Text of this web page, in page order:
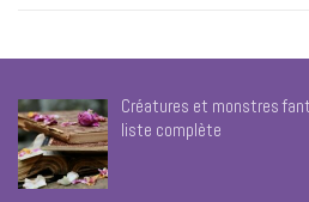
Créatures et monstres
liste complète